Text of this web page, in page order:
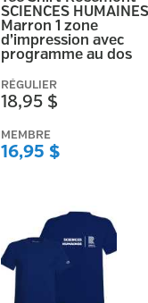
SCIENCES HUMAINES
Marron 1 zone
d’impression avec
programme au dos
RÉGULIER
18,95 $
MEMBRE
16,95 $